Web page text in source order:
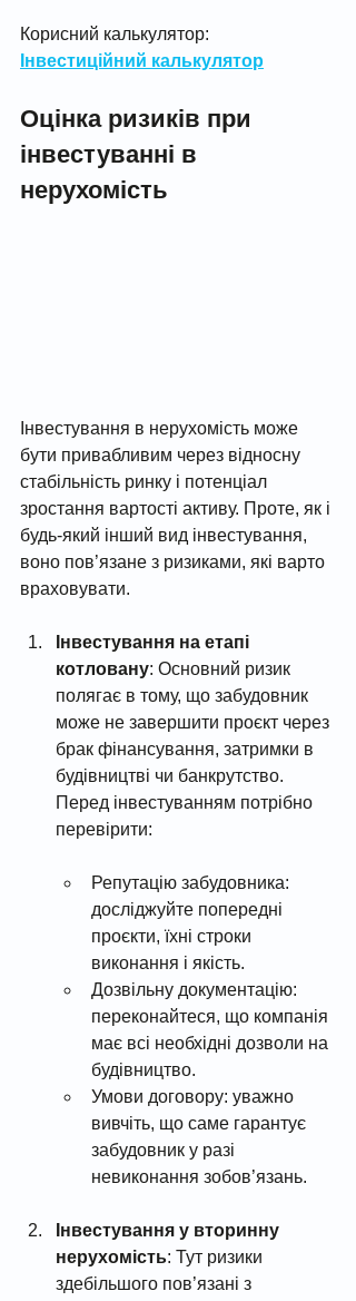
Корисний калькулятор:
Інвестиційний калькулятор
Оцінка ризиків при
інвестуванні в
нерухомість
Інвестування в нерухомість може
бути привабливим через відносну
стабільність ринку і потенціал
зростання вартості активу. Проте, як і
будь-який інший вид інвестування,
воно пов’язане з ризиками, які варто
враховувати.
Інвестування на етапі
котловану: Основний ризик
полягає в тому, що забудовник
може не завершити проєкт через
брак фінансування, затримки в
будівництві чи банкрутство.
Перед інвестуванням потрібно
перевірити:
Репутацію забудовника:
досліджуйте попередні
проєкти, їхні строки
виконання і якість.
Дозвільну документацію:
переконайтеся, що компанія
має всі необхідні дозволи на
будівництво.
Умови договору: уважно
вивчіть, що саме гарантує
забудовник у разі
невиконання зобов’язань.
Інвестування у вторинну
нерухомість: Тут ризики
здебільшого пов’язані з